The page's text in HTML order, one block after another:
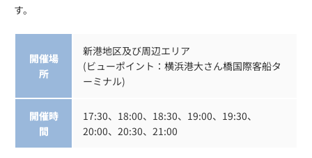
す。
開催場
所
新港地区及び周辺エリア
(ビューポイント：横浜港大さん橋国際客船タ
ーミナル)
開催時
間
17:30、18:00、18:30、19:00、19:30、
20:00、20:30、21:00